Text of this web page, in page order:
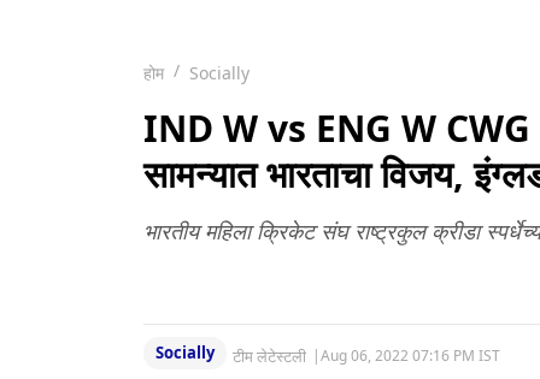
वाटचाल
होम Socially
IND W vs ENG W CWG
सामन्यात भारताचा विजय,
भारतीय महिला क्रिकेट संघ राष्ट्रकुल क्रीडा
Socially टीम लेटेस्टली |Aug 06, 2022 07:16 PM IST